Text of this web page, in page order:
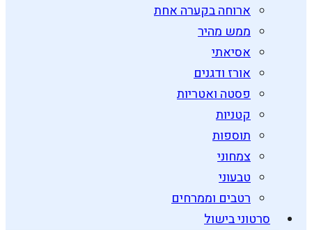
ארוחה בקערה אחת
ממש מהיר
אסיאתי
אורז ודגנים
פסטה ואטריות
קטניות
תוספות
צמחוני
טבעוני
רטבים וממרחים
סרטוני בישול